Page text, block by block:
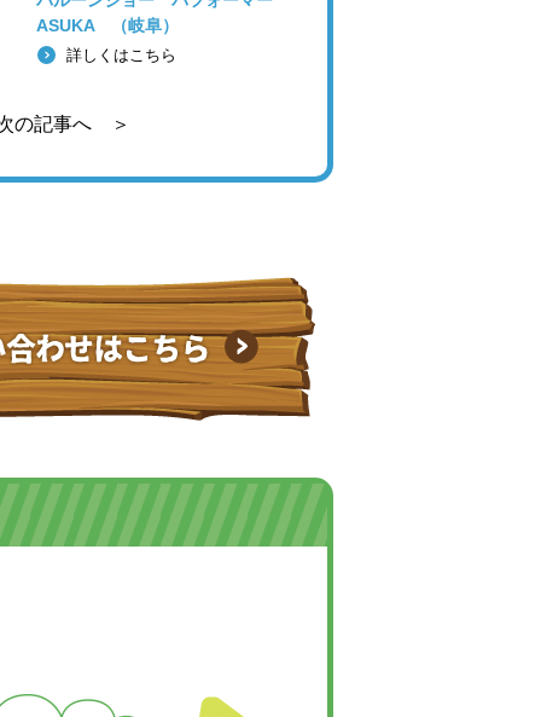
ASUKA （岐阜）
詳しくはこちら
の記事へ ＞